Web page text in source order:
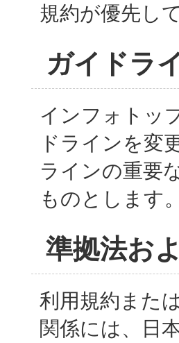
規約が優先し
ガイドラ
インフォトッ
ドラインを変
ラインの重要
ものとします。
準拠法お
利用規約また
関係には、日